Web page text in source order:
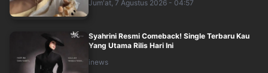
Jum'at, 7 Agustus 2026 - 04:57
Syahrini Resmi Comeback! Single Terbaru Kau
Yang Utama Rilis Hari Ini
inews